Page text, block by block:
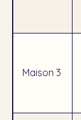
Maison 3